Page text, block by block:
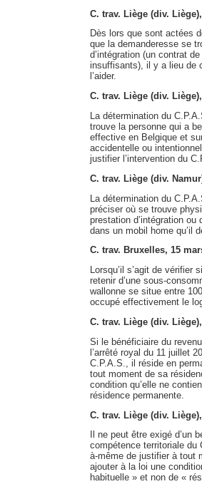
C. trav. Liège (div.
Dès lors que sont actées
que la demanderesse se
d’intégration (un contrat
insuffisants), il y a lieu de
l’aider.
C. trav. Liège (div.
La détermination du
trouve la personne qui a
effective en Belgique et
accidentelle ou
justifier l’intervention du
C. trav. Liège (div.
La détermination du
préciser où se trouve
prestation d’intégration ou
dans un mobil home qu’il
C. trav. Bruxelles, 15
Lorsqu’il s’agit de
retenir d’une sous-
wallonne se situe entre
occupé effectivement le
C. trav. Liège (div.
Si le bénéficiaire du
l’arrêté royal du 11 juillet
C.P.A.S., il réside en
tout moment de sa
condition qu’elle ne
résidence permanente.
C. trav. Liège (div.
Il ne peut être exigé d’un
compétence territoriale du
à-même de justifier à tout
ajouter à la loi une
habituelle » et non de «